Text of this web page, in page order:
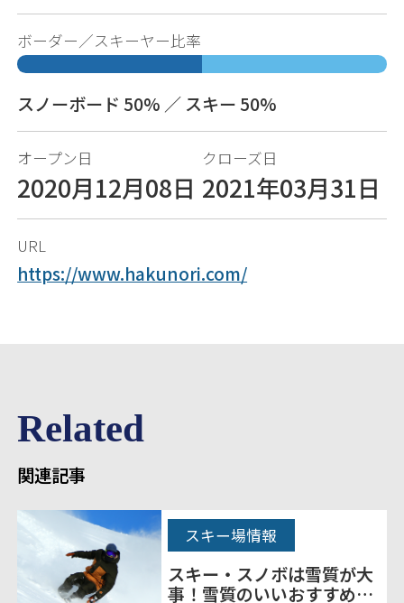
ボーダー／スキーヤー比率
スノーボード 50% ／ スキー 50%
オープン日
2020月12月08日
クローズ日
2021年03月31日
URL
https://www.hakunori.com/
Related
関連記事
スキー・スノボは雪質が大
事！雪質のいいおすすめの
スキー場情報